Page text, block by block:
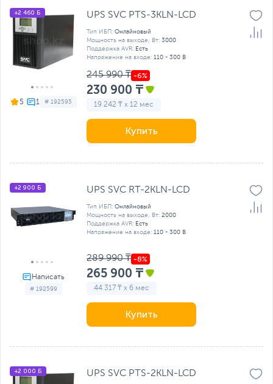
5 # 192595
+2 460 Б UPS SVC PTS-3KLN-LCD
Тип ИБП: Онлайновый
Мощность на выходе, Вт: 3000
Поддержка AVR: Есть
Напряжение на входе: 110 - 300 В
245 990 ₸
230 900 ₸
19 242 ₸ x 12 мес
Купить
# 192599
+2 900 Б UPS SVC RT-2KLN-LCD
Тип ИБП: Онлайновый
Мощность на выходе, Вт: 2000
Поддержка AVR: Есть
Напряжение на входе: 110 - 300 В
289 990 ₸
265 900 ₸
44 317 ₸ x 6 мес
Купить
+2 000 Б UPS SVC PTS-2KLN-LCD